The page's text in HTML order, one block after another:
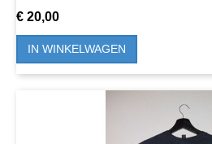
Prijs
€ 20,00
IN WINKELWAGEN